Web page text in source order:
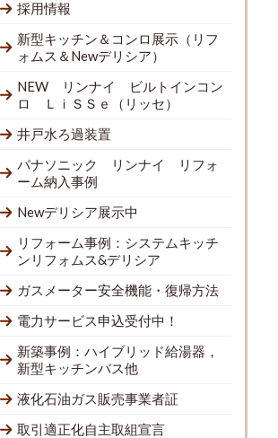
採用情報
新型キッチン＆コンロ展示（リフ
ォムス＆Newデリシア）
NEW リンナイ ビルトインコン
ロ ＬｉＳＳｅ（リッセ）
井戸水ろ過装置
パナソニック リンナイ リフォ
ーム納入事例
Newデリシア展示中
リフォーム事例：システムキッチ
ンリフォムス&デリシア
ガスメーター安全機能・復帰方法
電力サービス申込受付中！
新築事例：ハイブリッド給湯器，
新型キッチンバス他
液化石油ガス販売事業者証
取引適正化自主取組宣言